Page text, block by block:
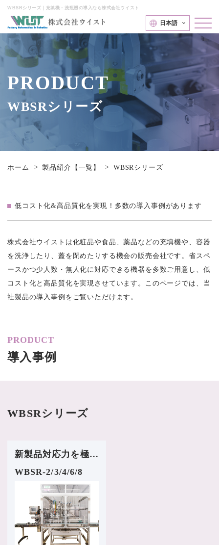
WBSRシリーズ｜充填機・洗瓶機の導入なら株式会社ウイスト
日本語
PRODUCT
WBSRシリーズ
ホーム 製品紹介【一覧】 WBSRシリーズ
低コスト化&高品質化を実現！多数の導入事例があります
株式会社ウイストは化粧品や食品、薬品などの充填機や、容器
を洗浄したり、蓋を閉めたりする機会の販売会社です。省スペ
ースかつ少人数・無人化に対応できる機器を多数ご用意し、低
コスト化と高品質化を実現させています。このページでは、当
社製品の導入事例をご覧いただけます。
PRODUCT
導入事例
WBSRシリーズ
新製品対応力を極限まで追求したボトル自動反転エアー洗浄＆充填装置
WBSR-2/3/4/6/8